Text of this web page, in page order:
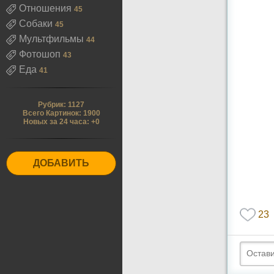
Отношения 45
Собаки 45
Мультфильмы 44
Фотошоп 43
Еда 41
Рубрик: 1127
Всего Картинок: 1900
Новых за 24 часа: +0
ДОБАВИТЬ
23